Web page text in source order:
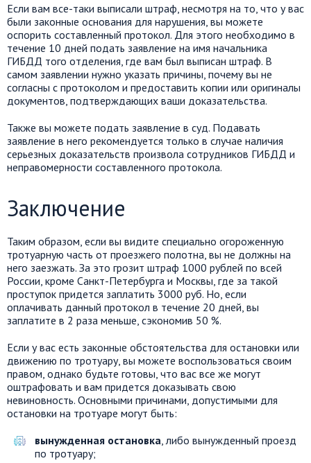
Если вам все-таки выписали штраф, несмотря на то, что у вас
были законные основания для нарушения, вы можете
оспорить составленный протокол. Для этого необходимо в
течение 10 дней подать заявление на имя начальника
ГИБДД того отделения, где вам был выписан штраф. В
самом заявлении нужно указать причины, почему вы не
согласны с протоколом и предоставить копии или оригиналы
документов, подтверждающих ваши доказательства.
Также вы можете подать заявление в суд. Подавать
заявление в него рекомендуется только в случае наличия
серьезных доказательств произвола сотрудников ГИБДД и
неправомерности составленного протокола.
Заключение
Таким образом, если вы видите специально огороженную
тротуарную часть от проезжего полотна, вы не должны на
него заезжать. За это грозит штраф 1000 рублей по всей
России, кроме Санкт-Петербурга и Москвы, где за такой
проступок придется заплатить 3000 руб. Но, если
оплачивать данный протокол в течение 20 дней, вы
заплатите в 2 раза меньше, сэкономив 50 %.
Если у вас есть законные обстоятельства для остановки или
движению по тротуару, вы можете воспользоваться своим
правом, однако будьте готовы, что вас все же могут
оштрафовать и вам придется доказывать свою
невиновность. Основными причинами, допустимыми для
остановки на тротуаре могут быть:
вынужденная остановка , либо вынужденный проезд
по тротуару;